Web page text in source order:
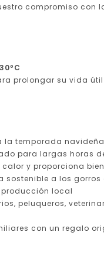
compromiso con
prolongar su vida útil
la temporada navideña
para largas horas
calor y proporciona
sostenible a los gorros
local
peluqueros,
con un regalo